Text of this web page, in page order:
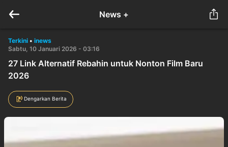
News +
Terkini • inews
Sabtu, 10 Januari 2026 - 03:16
27 Link Alternatif Rebahin untuk Nonton Film Baru
2026
Dengarkan Berita